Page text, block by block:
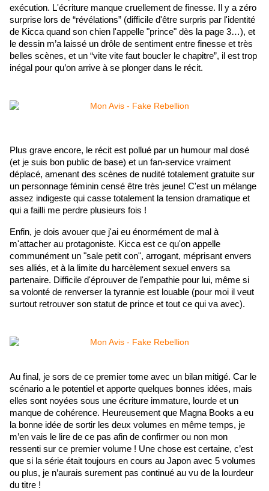
exécution. L'écriture manque cruellement de finesse. Il y a zéro
surprise lors de “révélations” (difficile d'être surpris par l'identité
de Kicca quand son chien l'appelle "prince" dès la page 3…), et
le dessin m’a laissé un drôle de sentiment entre finesse et très
belles scènes, et un “vite vite faut boucler le chapitre”, il est trop
inégal pour qu’on arrive à se plonger dans le récit.
Plus grave encore, le récit est pollué par un humour mal dosé
(et je suis bon public de base) et un fan-service vraiment
déplacé, amenant des scènes de nudité totalement gratuite sur
un personnage féminin censé être très jeune! C'est un mélange
assez indigeste qui casse totalement la tension dramatique et
qui a failli me perdre plusieurs fois !
Enfin, je dois avouer que j'ai eu énormément de mal à
m'attacher au protagoniste. Kicca est ce qu'on appelle
communément un "sale petit con", arrogant, méprisant envers
ses alliés, et à la limite du harcèlement sexuel envers sa
partenaire. Difficile d'éprouver de l'empathie pour lui, même si
sa volonté de renverser la tyrannie est louable (pour moi il veut
surtout retrouver son statut de prince et tout ce qui va avec).
Au final, je sors de ce premier tome avec un bilan mitigé. Car le
scénario a le potentiel et apporte quelques bonnes idées, mais
elles sont noyées sous une écriture immature, lourde et un
manque de cohérence. Heureusement que Magna Books a eu
la bonne idée de sortir les deux volumes en même temps, je
m’en vais le lire de ce pas afin de confirmer ou non mon
ressenti sur ce premier volume ! Une chose est certaine, c’est
que si la série était toujours en cours au Japon avec 5 volumes
ou plus, je n’aurais surement pas continué au vu de la lourdeur
du titre !